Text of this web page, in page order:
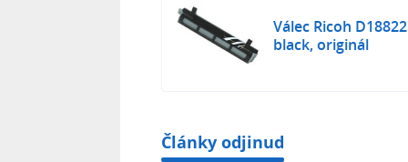
Válec Ricoh
black, originál
Články odjinud